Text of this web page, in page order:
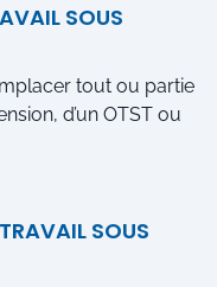
SOUS
tout ou partie
d’un OTST ou
SOUS